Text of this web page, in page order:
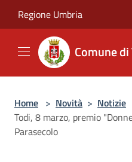
Regione Umbria
Comune di
Home > Novità > Notizie
Todi, 8 marzo, premio
Parasecolo